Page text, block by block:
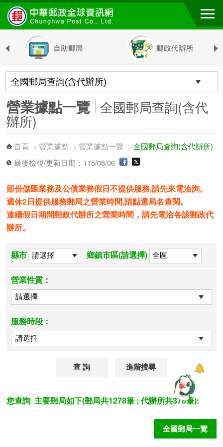
跳到主要內容區塊
營業據點一覽 全國郵局查詢(含代
辦所)
首頁 >營業據點 >營業據點一覽 >全國郵局查詢(含代辦所)
最後檢視/更新日期：115/08/06
部份儲匯業務及公債業務假日不提供服務,請先來電洽詢。
週休2日提供服務郵局之營業時間,請點選局名查閱。
連續假日期間郵政代辦所之營業時間，請先電洽各該郵政代
辦所。
縣市 鄉鎮市區(請選擇)
營業性質：
服務時段：
進階搜尋
您查詢 主要郵局如下(郵局共1278筆 ; 代辦所共378筆):
全國郵局一覽